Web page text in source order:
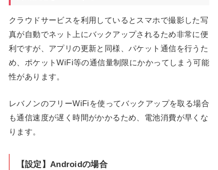
クラウドサービスを利用しているとスマホで撮影した写
真が自動でネット上にバックアップされるため非常に便
利ですが、アプリの更新と同様、パケット通信を行うた
め、ポケットWiFi等の通信量制限にかかってしまう可能
性があります。
レバノンのフリーWiFiを使ってバックアップを取る場合
も通信速度が遅く時間がかかるため、電池消費が早くな
ります。
【設定】Androidの場合